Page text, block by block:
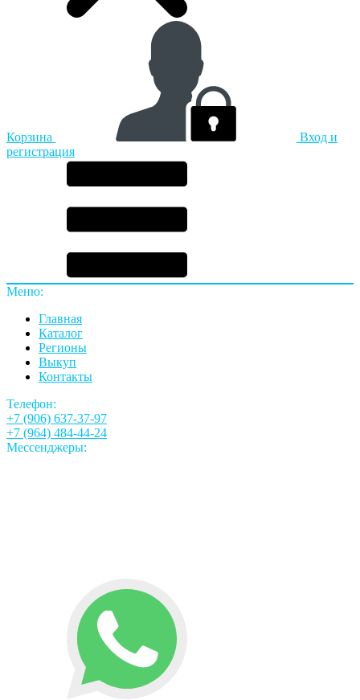
Корзина
Вход и
регистрация
Меню:
Главная
Каталог
Регионы
Выкуп
Контакты
Телефон:
+7 (906) 637-37-97
+7 (964) 484-44-24
Мессенджеры: